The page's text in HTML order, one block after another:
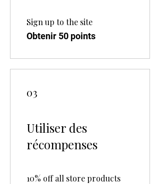
Sign up to the site
Obtenir 50 points
03
Utiliser des
récompenses
10% off all store products